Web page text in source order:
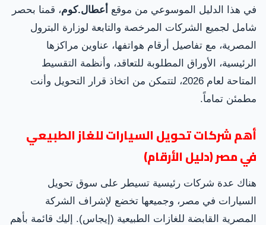
في هذا الدليل الموسوعي من موقع أعطال.كوم، قمنا بحصر
شامل لجميع الشركات المرخصة والتابعة لوزارة البترول
المصرية، مع تفاصيل أرقام هواتفها، عناوين مراكزها
الرئيسية، الأوراق المطلوبة للتعاقد، وأنظمة التقسيط
المتاحة لعام 2026، لتتمكن من اتخاذ قرار التحويل وأنت
مطمئن تماماً.
أهم شركات تحويل السيارات للغاز الطبيعي
في مصر (دليل الأرقام)
هناك عدة شركات رئيسية تسيطر على سوق تحويل
السيارات في مصر، وجميعها تخضع لإشراف الشركة
المصرية القابضة للغازات الطبيعية (إيجاس). إليك قائمة بأهم